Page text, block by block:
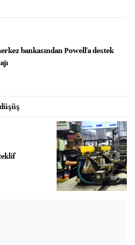
bankasından Powell'a destek